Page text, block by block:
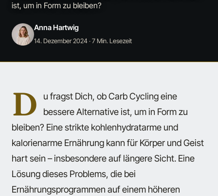
ist, um in Form zu bleiben?
Anna Hartwig
14. Dezember 2024· 7 Min. Lesezeit
D
u fragst Dich, ob Carb Cycling eine
bessere Alternative ist, um in Form zu
bleiben? Eine strikte kohlenhydratarme und
kalorienarme Ernährung kann für Körper und Geist
hart sein – insbesondere auf längere Sicht. Eine
Lösung dieses Problems, die bei
Ernährungsprogrammen auf einem höheren